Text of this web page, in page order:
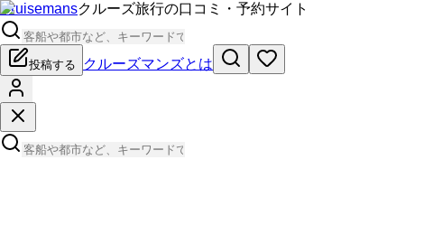
Cruisemansクルーズ旅行の口コミ・予約サイト
投稿する クルーズマンズとは